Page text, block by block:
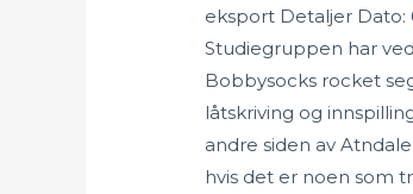
eksport Detaljer Dato:
Studiegruppen har
Bobbysocks rocket
låtskriving og
andre siden av
hvis det er noen som